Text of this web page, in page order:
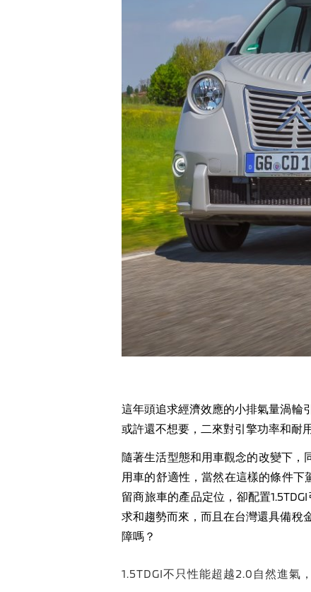
這年頭追求經濟效應的小排氣量渦輪
或許還不想要，二來對引擎功率和耐
隨著生活型態和用車觀念的改變下，
用車的舒適性，當然在這樣的條件
留商旅車的產品定位，卻配置1.5TDGI
求和趨勢而來，而且在台灣還具備稅
障嗎？
1.5TDGI不只性能超越2.0自然進氣